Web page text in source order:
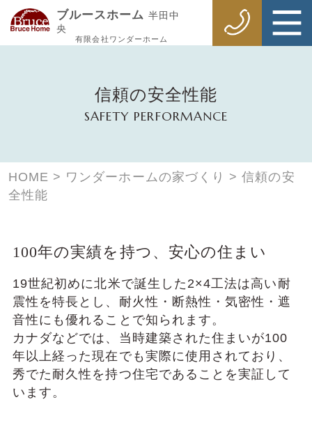
ブルースホーム半田中
央
有限会社ワンダーホーム
信頼の安全性能
SAFETY PERFORMANCE
HOME > ワンダーホームの家づくり >信頼の安
全性能
100年の実績を持つ、安⼼の住まい
19世紀初めに北⽶で誕⽣した2×4⼯法は⾼い耐
震性を特⻑とし、耐⽕性・断熱性・気密性・遮
⾳性にも優れることで知られます。
カナダなどでは、当時建築された住まいが100
年以上経った現在でも実際に使⽤されており、
秀でた耐久性を持つ住宅であることを実証して
います。